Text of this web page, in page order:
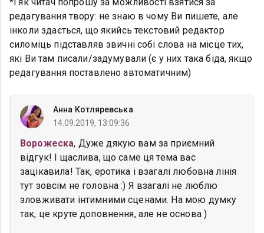
редагування твору: не знаю в чому Ви пишете, але
інколи здається, що якийсь текстовий редактор
силоміць підставляв звичні собі слова на місце тих,
які Ви там писали/задумували (є у них така біда, якщо
редагування поставлено автоматичним)
Анна Котляревська
14.09.2019, 13:09:36
Ворожеска, Дуже дякую вам за приємний
відгук! І щаслива, що саме ця тема вас
зацікавила! Так, еротика і взагалі любовна лінія
тут зовсім не головна :) Я взагалі не люблю
зловживати інтимними сценами. На мою думку
так, це круте доповнення, але не основа )